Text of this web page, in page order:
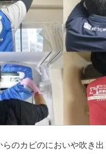
らのカビのにおいや吹き